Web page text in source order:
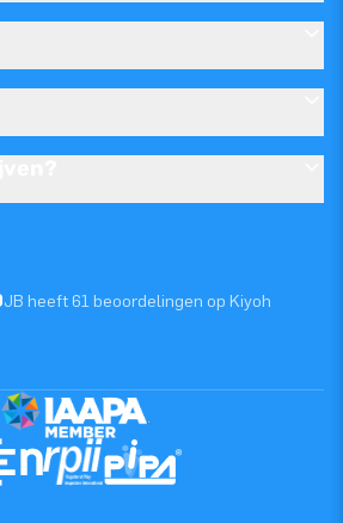
JB heeft 61 beoordelingen op Kiyoh